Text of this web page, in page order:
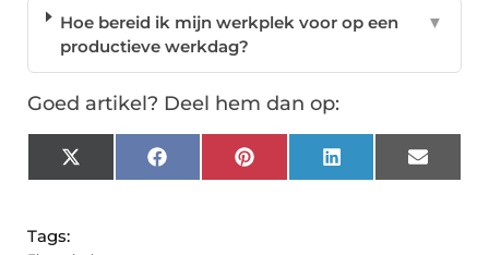
Hoe bereid ik mijn werkplek voor op een
productieve werkdag?
▼
Goed artikel? Deel hem dan op:
X
(Twitter)
FacebookPinterest LinkedIn Email
Tags: